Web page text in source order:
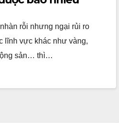
rỗi nhưng ngại rủi ro
lĩnh vực khác như vàng,
sản… thì…